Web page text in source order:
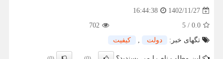
1402/11/27
16:44:38
0.0
/
5
702
تگهای خبر:
دولت , كیفیت